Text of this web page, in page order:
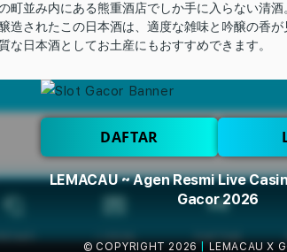
町並み内にある熊重酒店でしか手に入らない清
造されたこの日本酒は、適度な雑味と吟醸の香
な日本酒としてお土産にもおすすめできます。